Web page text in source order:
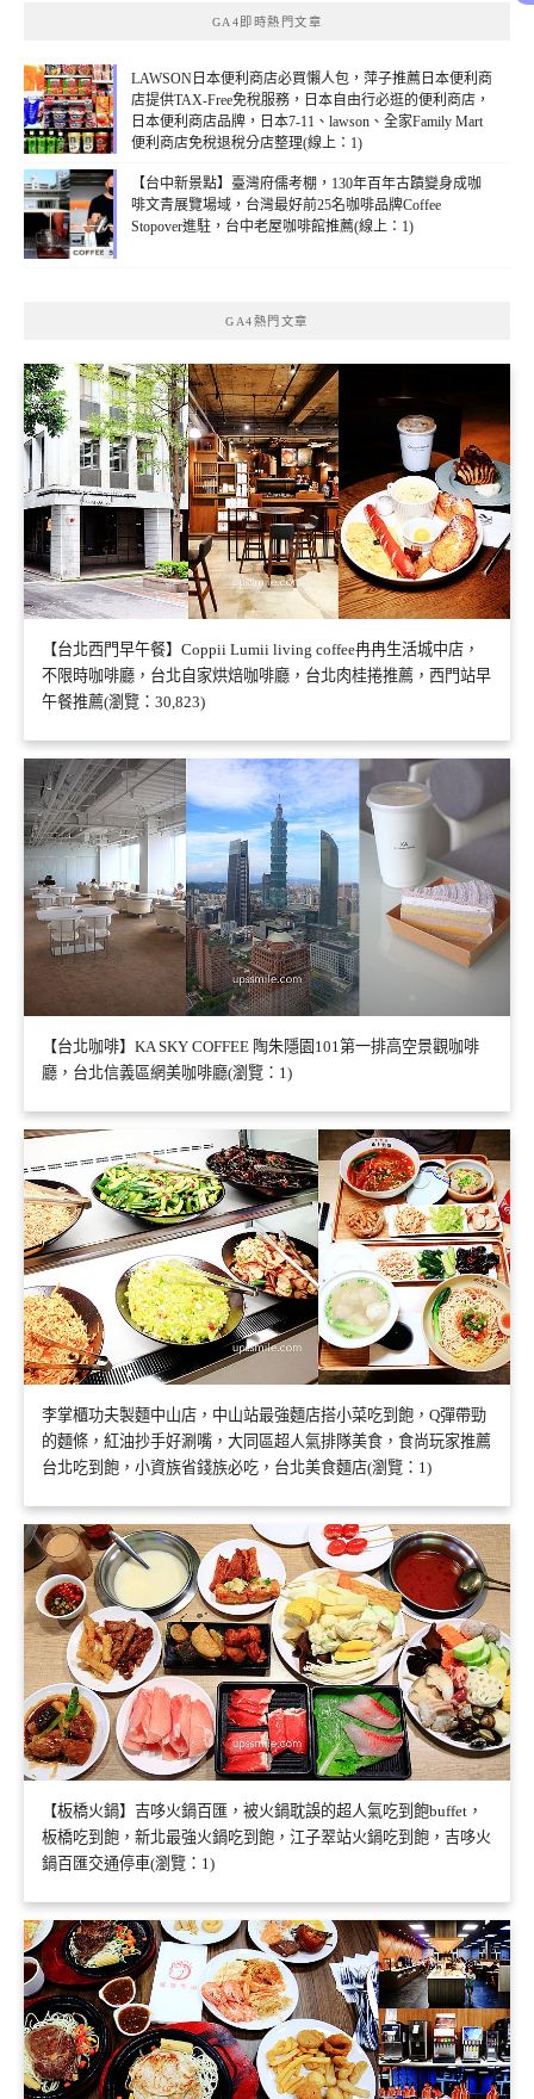
GA4即時熱門文章
LAWSON日本便利商店必買懶人包，萍子推薦日本便利商
店提供TAX-Free免稅服務，日本自由行必逛的便利商店，
日本便利商店品牌，日本7-11、lawson、全家Family Mart
便利商店免稅退稅分店整理(線上：1)
【台中新景點】臺灣府儒考棚，130年百年古蹟變身成咖
啡文青展覽場域，台灣最好前25名咖啡品牌Coffee
Stopover進駐，台中老屋咖啡館推薦(線上：1)
GA4熱門文章
【台北西門早午餐】Coppii Lumii living coffee冉冉生活城中店，
不限時咖啡廳，台北自家烘焙咖啡廳，台北肉桂捲推薦，西門站早
午餐推薦(瀏覽：30,823)
【台北咖啡】KA SKY COFFEE 陶朱隱園101第一排高空景觀咖啡
廳，台北信義區網美咖啡廳(瀏覽：1)
李掌櫃功夫製麵中山店，中山站最強麵店搭小菜吃到飽，Q彈帶勁
的麵條，紅油抄手好涮嘴，大同區超人氣排隊美食，食尚玩家推薦
台北吃到飽，小資族省錢族必吃，台北美食麵店(瀏覽：1)
【板橋火鍋】吉哆火鍋百匯，被火鍋耽誤的超人氣吃到飽buffet，
板橋吃到飽，新北最強火鍋吃到飽，江子翠站火鍋吃到飽，吉哆火
鍋百匯交通停車(瀏覽：1)